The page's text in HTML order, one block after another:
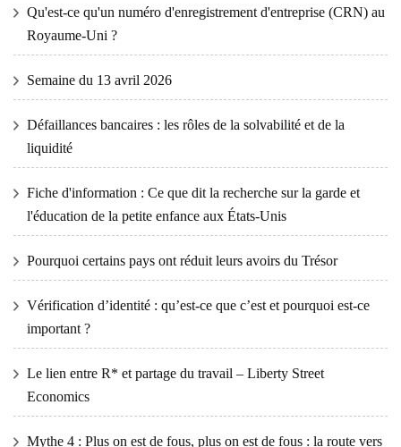
Qu'est-ce qu'un numéro d'enregistrement d'entreprise (CRN) au
Royaume-Uni ?
Semaine du 13 avril 2026
Défaillances bancaires : les rôles de la solvabilité et de la
liquidité
Fiche d'information : Ce que dit la recherche sur la garde et
l'éducation de la petite enfance aux États-Unis
Pourquoi certains pays ont réduit leurs avoirs du Trésor
Vérification d’identité : qu’est-ce que c’est et pourquoi est-ce
important ?
Le lien entre R* et partage du travail – Liberty Street
Economics
Mythe 4 : Plus on est de fous, plus on est de fous : la route vers